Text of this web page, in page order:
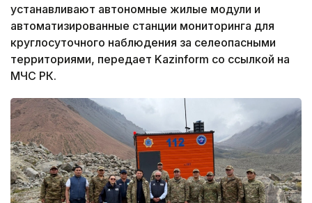
устанавливают автономные жилые модули и
автоматизированные станции мониторинга для
круглосуточного наблюдения за селеопасными
территориями, передает Kazinform со ссылкой на
МЧС РК.